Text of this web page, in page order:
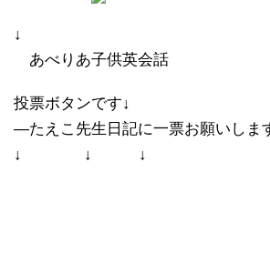
↓
あべりあ子供英会話
投票ボタンです↓
―たえこ先生日記に一票お願いし
↓ ↓ ↓